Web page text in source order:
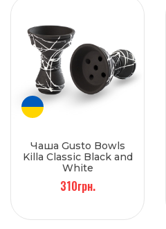
Чаша Gusto Bowls
Killa Classic Black and
White
310грн.